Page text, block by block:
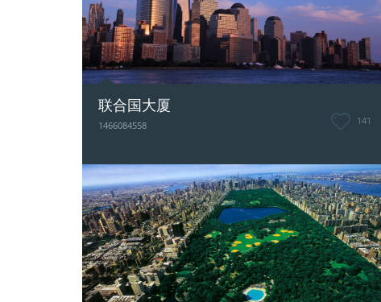
联合国大厦
1466084558 141